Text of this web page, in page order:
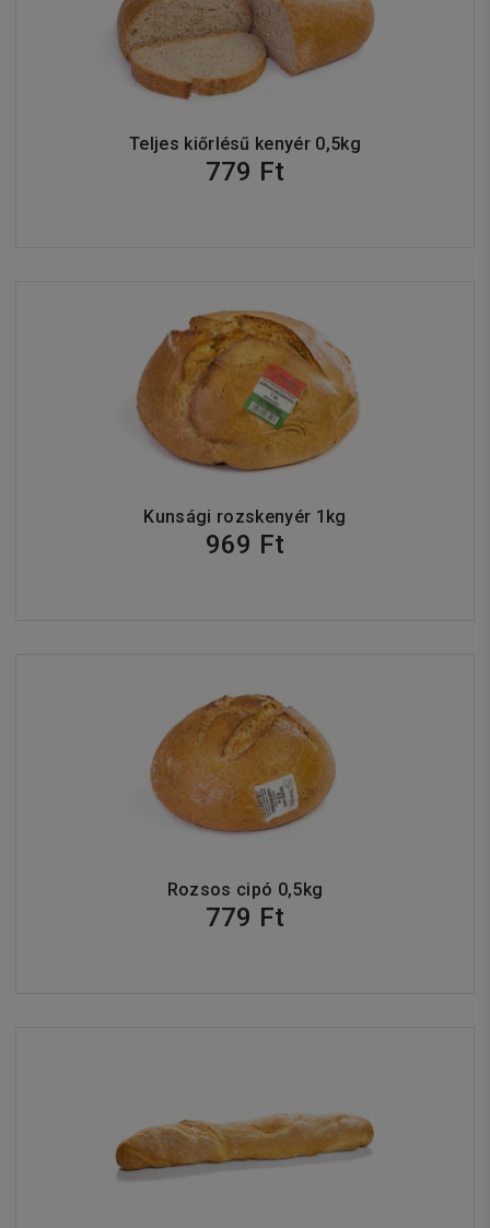
Teljes kiőrlésű kenyér 0,5kg
779 Ft
Kunsági rozskenyér 1kg
969 Ft
Rozsos cipó 0,5kg
779 Ft